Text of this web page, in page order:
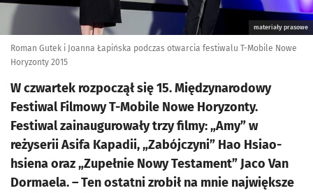
materiały prasowe
Roman Gutek i Joanna Łapińska podczas otwarcia festiwalu T-Mobile Nowe
Horyzonty 2015
W czwartek rozpoczął się 15. Międzynarodowy
Festiwal Filmowy T-Mobile Nowe Horyzonty.
Festiwal zainaugurowały trzy filmy: „Amy” w
reżyserii Asifa Kapadii, „Zabójczyni” Hao Hsiao-
hsiena oraz „Zupełnie Nowy Testament” Jaco Van
Dormaela. – Ten ostatni zrobił na mnie największe